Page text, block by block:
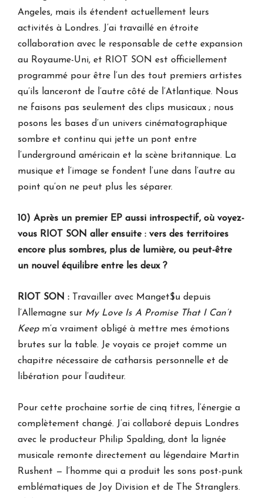
Angeles, mais ils étendent actuellement leurs
activités à Londres. J’ai travaillé en étroite
collaboration avec le responsable de cette expansion
au Royaume-Uni, et RIOT SON est officiellement
programmé pour être l’un des tout premiers artistes
qu’ils lanceront de l’autre côté de l’Atlantique. Nous
ne faisons pas seulement des clips musicaux ; nous
posons les bases d’un univers cinématographique
sombre et continu qui jette un pont entre
l’underground américain et la scène britannique. La
musique et l’image se fondent l’une dans l’autre au
point qu’on ne peut plus les séparer.
10) Après un premier EP aussi introspectif, où voyez-
vous RIOT SON aller ensuite : vers des territoires
encore plus sombres, plus de lumière, ou peut-être
un nouvel équilibre entre les deux ?
RIOT SON : Travailler avec Manget$u depuis
l’Allemagne sur My Love Is A Promise That I Can’t
Keepm’a vraiment obligé à mettre mes émotions
brutes sur la table. Je voyais ce projet comme un
chapitre nécessaire de catharsis personnelle et de
libération pour l’auditeur.
Pour cette prochaine sortie de cinq titres, l’énergie a
complètement changé. J’ai collaboré depuis Londres
avec le producteur Philip Spalding, dont la lignée
musicale remonte directement au légendaire Martin
Rushent — l’homme qui a produit les sons post-punk
emblématiques de Joy Division et de The Stranglers.